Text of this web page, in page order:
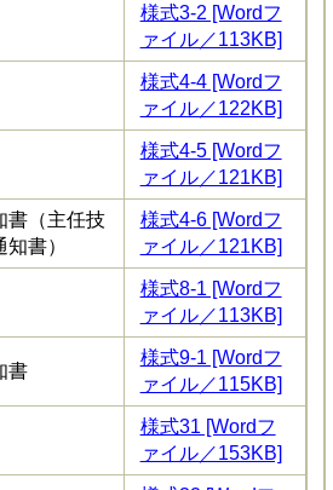
様式3-2 [Wordフ
ァイル／113KB]
様式4-4 [Wordフ
ァイル／122KB]
様式4-5 [Wordフ
ァイル／121KB]
書（主任技
書）
様式4-6 [Wordフ
ァイル／121KB]
様式8-1 [Wordフ
ァイル／113KB]
書
様式9-1 [Wordフ
ァイル／115KB]
様式31 [Wordフ
ァイル／153KB]